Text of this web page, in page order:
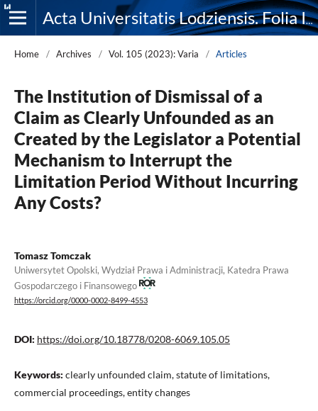
Acta Universitatis Lodziensis. Folia Iuridica
Home / Archives / Vol. 105 (2023): Varia / Articles
The Institution of Dismissal of a
Claim as Clearly Unfounded as an
Created by the Legislator a Potential
Mechanism to Interrupt the
Limitation Period Without Incurring
Any Costs?
Tomasz Tomczak
Uniwersytet Opolski, Wydział Prawa i Administracji, Katedra Prawa
Gospodarczego i Finansowego
https://orcid.org/0000-0002-8499-4553
DOI: https://doi.org/10.18778/0208-6069.105.05
Keywords: clearly unfounded claim, statute of limitations,
commercial proceedings, entity changes